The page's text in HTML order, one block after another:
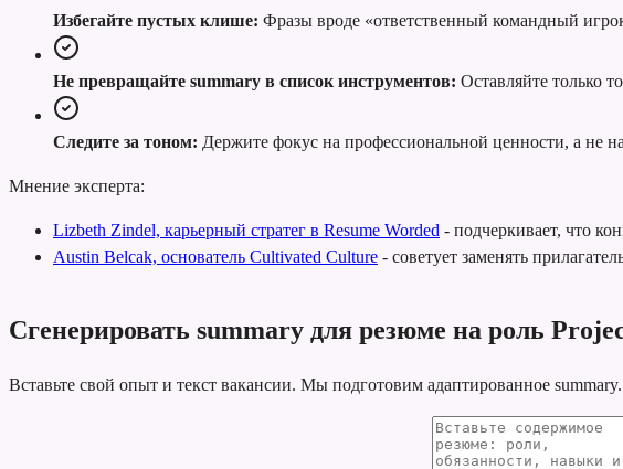
Избегайте пустых клише: Фразы вроде «ответственный командный
Не превращайте summary в список инструментов: Оставляйте только
Следите за тоном: Держите фокус на профессиональной ценности, а не
Мнение эксперта:
Lizbeth Zindel, карьерный стратег в Resume Worded - подчеркивает, что
Austin Belcak, основатель Cultivated Culture - советует заменять
Сгенерировать summary для резюме на роль
Вставьте свой опыт и текст вакансии. Мы подготовим адаптированное summary.